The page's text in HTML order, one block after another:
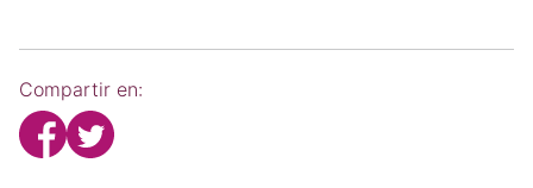
Compartir en: